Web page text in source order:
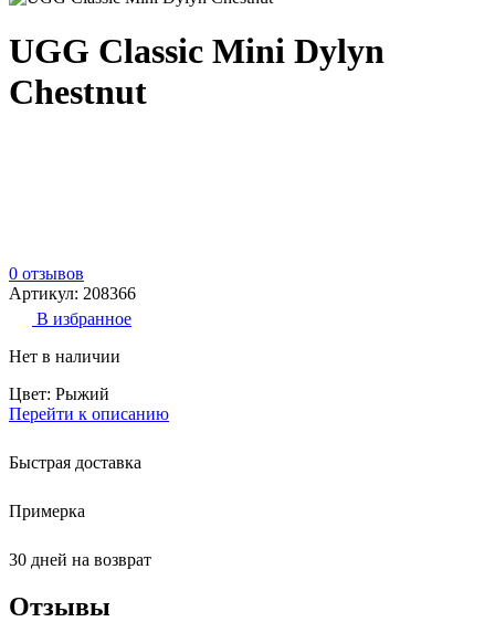
UGG Classic Mini Dylyn
Chestnut
0 отзывов
Артикул: 208366
В избранное
Нет в наличии
Цвет: Рыжий
Перейти к описанию
Быстрая доставка
Примерка
30 дней на возврат
Отзывы